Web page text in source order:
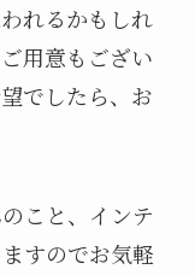
れるかもしれ
用意もござい
でしたら、お
こと、インテ
すのでお気軽